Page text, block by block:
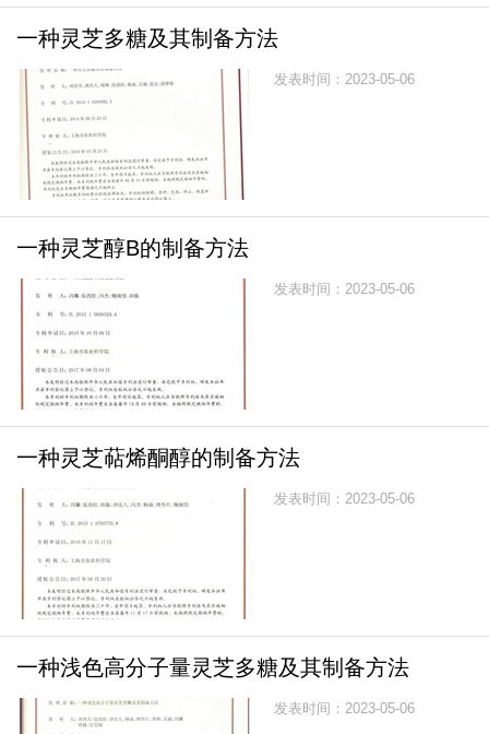
一种灵芝多糖及其制备方法
发表时间：2023-05-06
一种灵芝醇B的制备方法
发表时间：2023-05-06
一种灵芝萜烯酮醇的制备方法
发表时间：2023-05-06
一种浅色高分子量灵芝多糖及其制备方法
发表时间：2023-05-06